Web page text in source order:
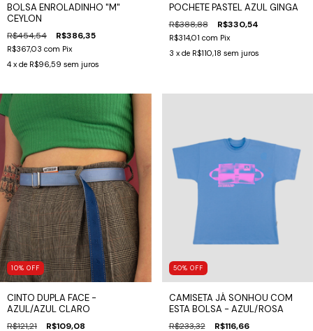
BOLSA ENROLADINHO "M"
CEYLON
R$454,54 R$386,35
R$367,03 com Pix
4 x de R$96,59 sem juros
POCHETE PASTEL AZUL GINGA
R$388,88 R$330,54
R$314,01 com Pix
3 x de R$110,18 sem juros
10% OFF
CINTO DUPLA FACE -
AZUL/AZUL CLARO
R$121,21 R$109,08
50% OFF
CAMISETA JÁ SONHOU COM
ESTA BOLSA - AZUL/ROSA
R$233,32 R$116,66